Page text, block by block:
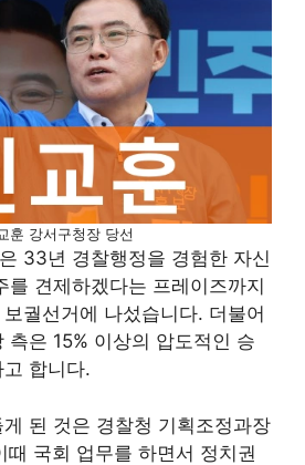
훈 강서구청장 당선
33년 경찰행정을 경험한 자신
를 견제하겠다는 프레이즈까지
궐선거에 나섰습니다. 더불어
측은 15% 이상의 압도적인 승
합니다.
된 것은 경찰청 기획조정과장
국회 업무를 하면서 정치권